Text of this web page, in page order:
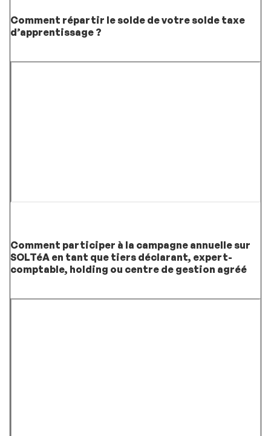
Comment répartir le solde de votre solde taxe
d’apprentissage ?
Comment participer à la campagne annuelle sur
SOLTéA en tant que tiers déclarant, expert-
comptable, holding ou centre de gestion agréé